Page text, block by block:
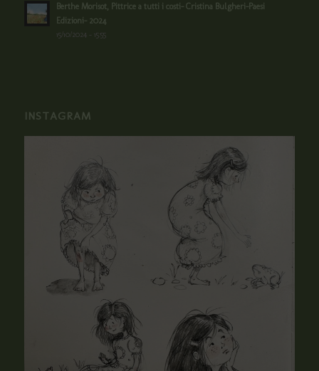
Berthe Morisot, Pittrice a tutti i costi- Cristina Bulgheri-Paesi
Edizioni- 2024
15/10/2024 - 15:55
INSTAGRAM